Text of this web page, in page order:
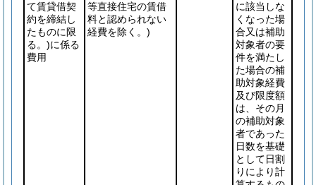
て賃貸借契
約を締結し
たものに限
る。)に係る
費用
等直接住宅の賃借
料と認められない
経費を除く。)
に該当しな
くなった場
合又は補助
対象者の要
件を満たし
た場合の補
助対象経費
及び限度額
は、その月
の補助対象
者であった
日数を基礎
として日割
りにより計